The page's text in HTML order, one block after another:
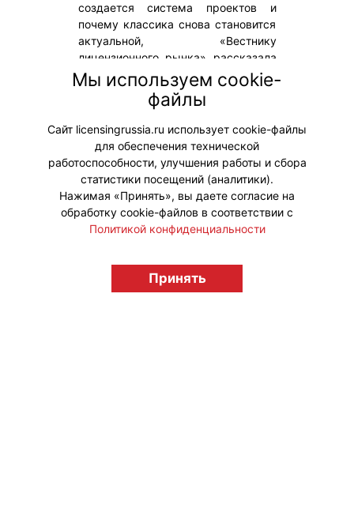
создается система проектов и
почему классика снова становится
актуальной, «Вестнику
лицензионного рынка» рассказала
Альбина
Мухаметзянова, генеральный
директор и генеральный продюсер
компании.
#Интервью
licensingrussia.ru, 2009-2026 12+
Мы используем cookie-
файлы
Сайт licensingrussia.ru использует cookie-файлы
для обеспечения технической
работоспособности, улучшения работы и сбора
статистики посещений (аналитики).
Нажимая «Принять», вы даете согласие на
обработку cookie-файлов в соответствии с
Политикой конфиденциальности
Принять